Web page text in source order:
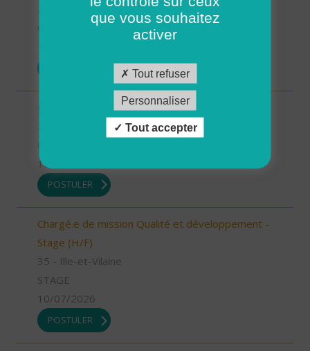
26 - Drôme
Infirmier référent (H/F)
10/07/2026
POSTULER
Chargé.e de mission Qualité et développement -
Stage (H/F)
35 - Ille-et-Vilaine
STAGE
10/07/2026
POSTULER
que vous souhaitez
activer
Tout refuser
Personnaliser
Tout accepter